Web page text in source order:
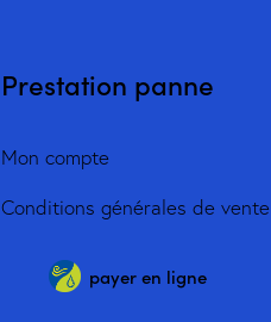
Prestation panne
Mon compte
Conditions générales de vente
payer en ligne